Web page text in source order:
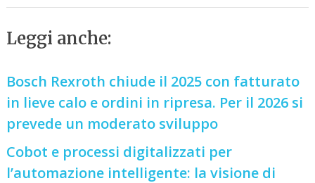
Leggi anche:
Bosch Rexroth chiude il 2025 con fatturato
in lieve calo e ordini in ripresa. Per il 2026 si
prevede un moderato sviluppo
Cobot e processi digitalizzati per
l’automazione intelligente: la visione di